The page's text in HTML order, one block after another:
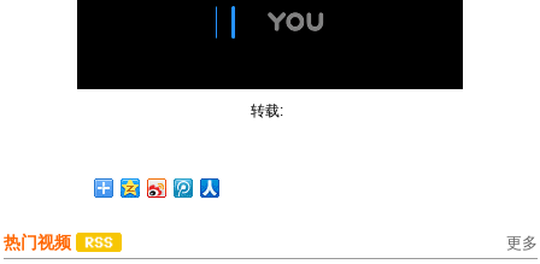
转载:
热门视频 更多